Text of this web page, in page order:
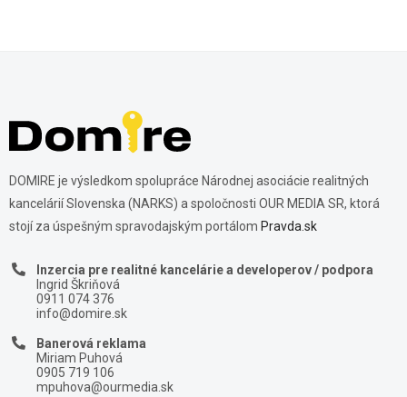
DOMIRE je výsledkom spolupráce Národnej asociácie realitných
kancelárií Slovenska (NARKS) a spoločnosti OUR MEDIA SR, ktorá
stojí za úspešným spravodajským portálom Pravda.sk
Inzercia pre realitné kancelárie a developerov / podpora
Ingrid Škriňová
0911 074 376
info@domire.sk
Banerová reklama
Miriam Puhová
0905 719 106
mpuhova@ourmedia.sk